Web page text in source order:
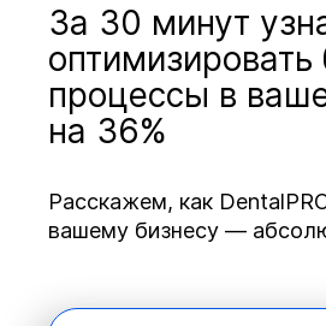
За 30 минут
оптимизировать
процессы в
на 36%
Расскажем, как
вашему бизнесу —